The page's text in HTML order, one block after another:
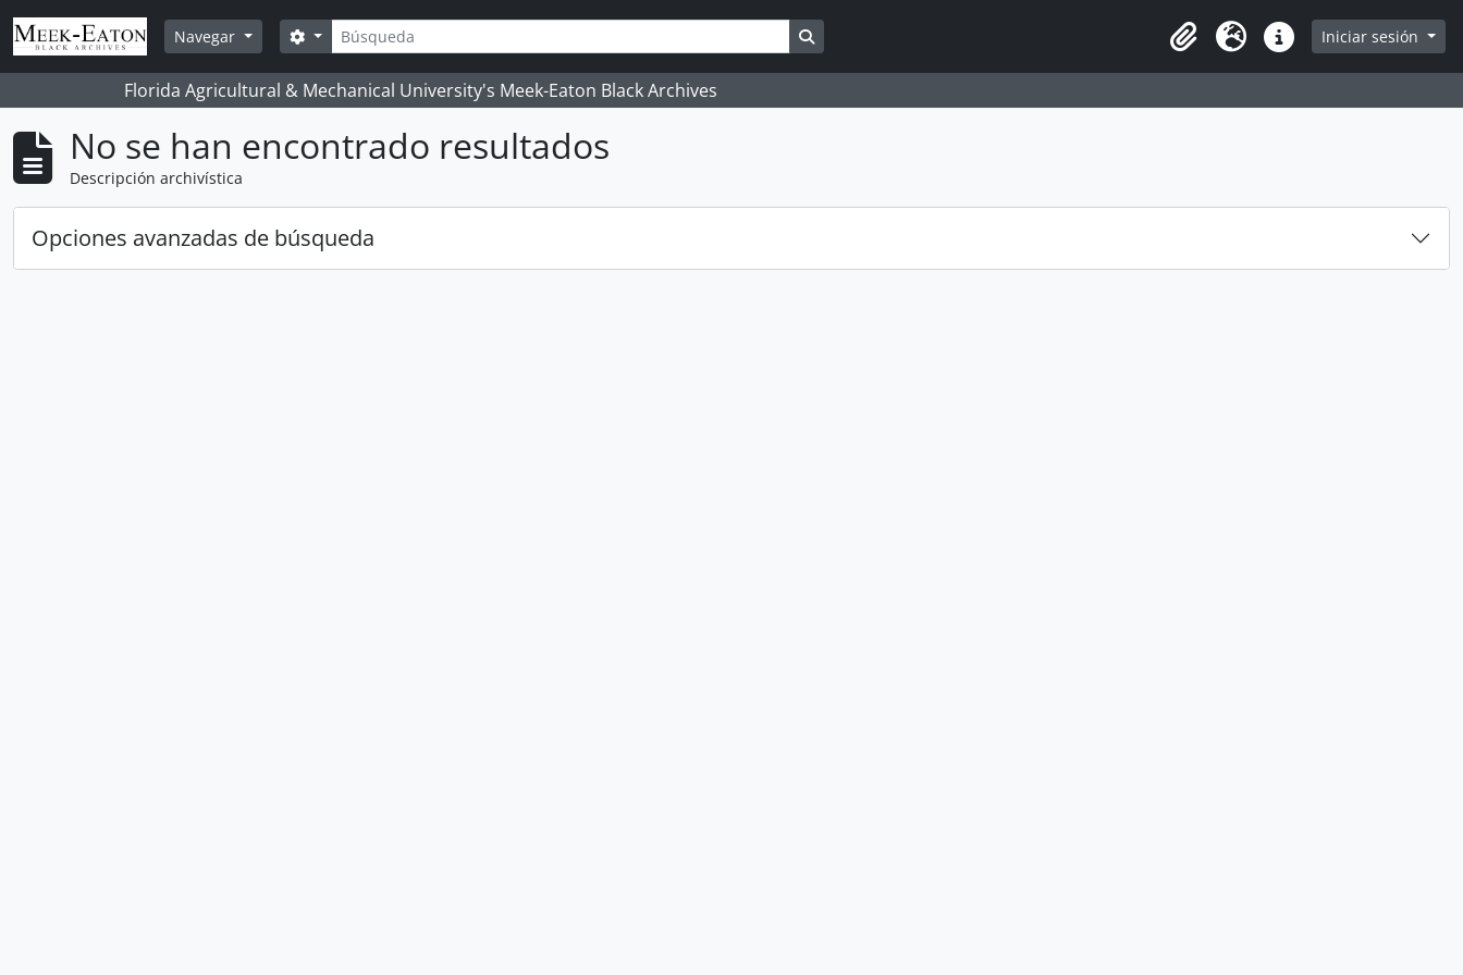
Skip to main content
Navegar
Búsqueda
Search options
Portapapeles
Idioma Enlaces rápidos
Iniciar sesión
Florida Agricultural & Mechanical University's Meek-Eaton Black Archives
No se han encontrado resultados
Descripción archivística
Opciones avanzadas de búsqueda